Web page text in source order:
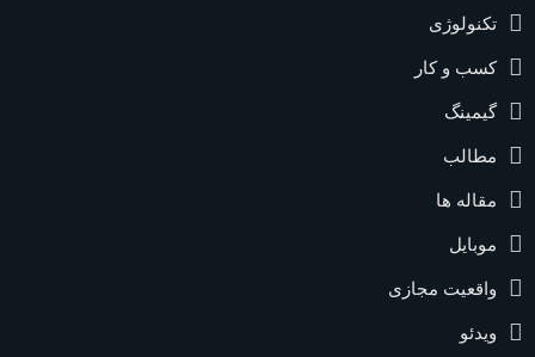
تکنولوژی
کسب و کار
گیمینگ
مطالب
مقاله ها
موبایل
واقعیت مجازی
ویدئو